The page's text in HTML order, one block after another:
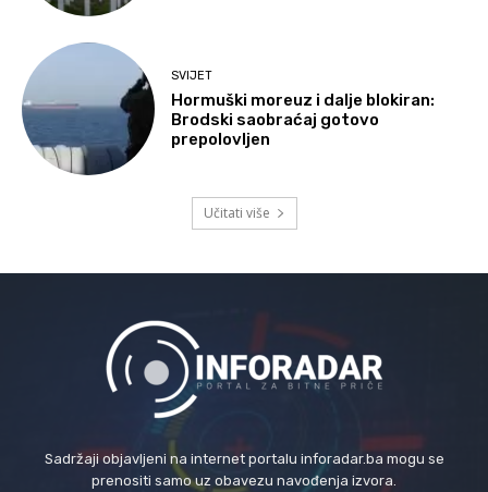
SVIJET
Hormuški moreuz i dalje blokiran:
Brodski saobraćaj gotovo
prepolovljen
Učitati više
Sadržaji objavljeni na internet portalu inforadar.ba mogu se
prenositi samo uz obavezu navođenja izvora.